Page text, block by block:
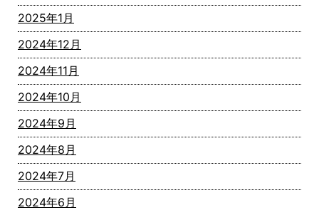
2025年1月
2024年12月
2024年11月
2024年10月
2024年9月
2024年8月
2024年7月
2024年6月